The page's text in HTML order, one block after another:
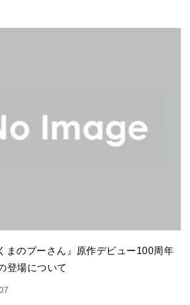
まのプーさん』原作デビュー100周年
登場について